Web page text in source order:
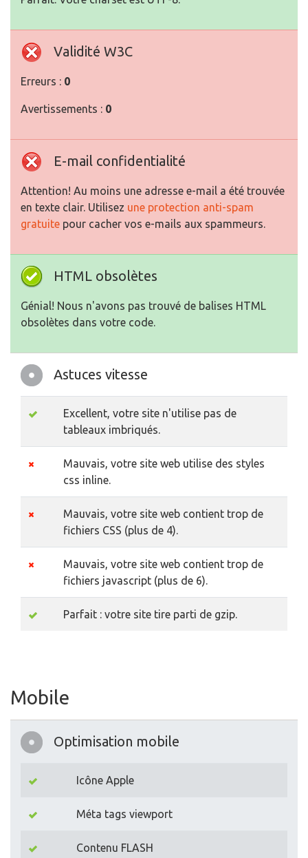
Validité W3C
Erreurs : 0
Avertissements : 0
E-mail confidentialité
Attention! Au moins une adresse e-mail a été trouvée
en texte clair. Utilisez une protection anti-spam
gratuite pour cacher vos e-mails aux spammeurs.
HTML obsolètes
Génial! Nous n'avons pas trouvé de balises HTML
obsolètes dans votre code.
Astuces vitesse
Excellent, votre site n'utilise pas de
tableaux imbriqués.
Mauvais, votre site web utilise des styles
css inline.
Mauvais, votre site web contient trop de
fichiers CSS (plus de 4).
Mauvais, votre site web contient trop de
fichiers javascript (plus de 6).
Parfait : votre site tire parti de gzip.
Mobile
Optimisation mobile
Icône Apple
Méta tags viewport
Contenu FLASH